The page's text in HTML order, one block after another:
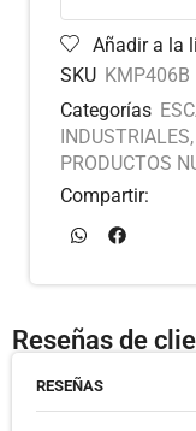
Añadir a la
SKU KMP406B
Categorías
INDUSTRIALES,
PRODUCTOS
Compartir:
Reseñas de
RESEÑAS